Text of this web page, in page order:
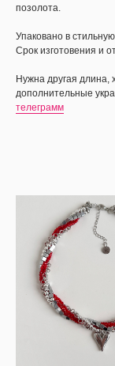
позолота.
Упаковано в
Срок изготовения и
Нужна другая длина,
дополнительные
телеграмм